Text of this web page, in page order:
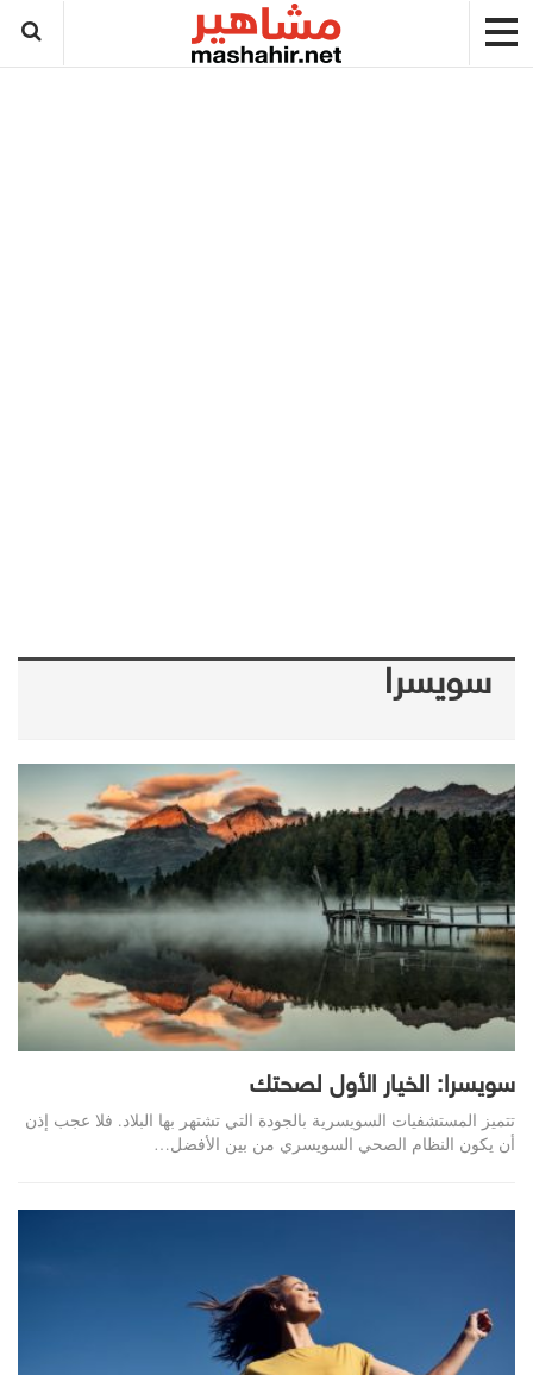
سويسرا
سويسرا: الخيار الأول لصحتك
تتميز المستشفيات السويسرية بالجودة التي تشتهر بها البلاد. فلا عجب إذن
أن يكون النظام الصحي السويسري من بين الأفضل…